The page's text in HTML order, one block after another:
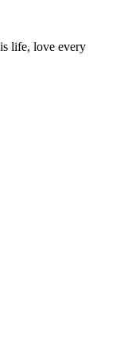
life, love every